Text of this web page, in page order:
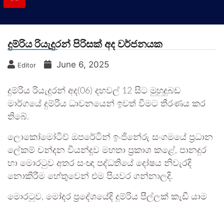
දුම්රිය රියැදුරන් පිරිසක් අද වර්ජනයක
Editor June 6, 2025
දුම්රිය රියැදුරන් අද(06) දහවල් 12 සිට මුහුදුබඩ
මාර්ගයේ දුම්රිය ධාවනයෙන් ඉවත් වීමට තීරණය කර
තිබේ.
ලොකෝමෝටිව් ඔපරේටින් ඉංජිනේරු සංගමයේ ප්‍රධාන
ලේකම් චන්දන වියන්දූව මහතා ප්‍රකාශ කළේ, පානදුර
හා මොරටුව අතර සංඥා පද්ධතියේ දෝෂය නිවැරදි
නොකිරීම හේතුවෙන් එම පියවර ගන්නාලදි.
මොරටුව, මෝදර ප්‍රදේශයේදි දුම්රිය පීල්ලක් කැඩී යාම